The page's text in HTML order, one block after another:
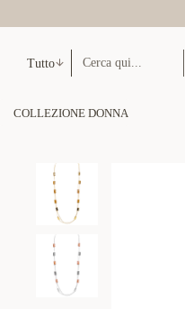
Tutto
COLLEZIONE DONNA